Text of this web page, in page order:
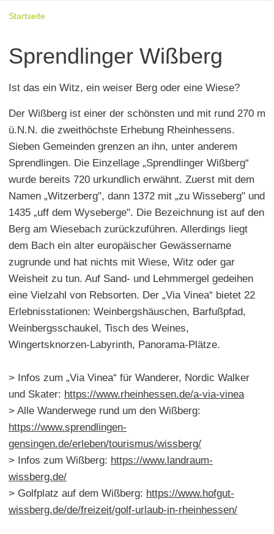
Startseite
Sprendlinger Wißberg
Ist das ein Witz, ein weiser Berg oder eine Wiese?
Der Wißberg ist einer der schönsten und mit rund 270 m
ü.N.N. die zweithöchste Erhebung Rheinhessens.
Sieben Gemeinden grenzen an ihn, unter anderem
Sprendlingen. Die Einzellage „Sprendlinger Wißberg“
wurde bereits 720 urkundlich erwähnt. Zuerst mit dem
Namen „Witzerberg", dann 1372 mit „zu Wisseberg" und
1435 „uff dem Wyseberge". Die Bezeichnung ist auf den
Berg am Wiesebach zurückzuführen. Allerdings liegt
dem Bach ein alter europäischer Gewässername
zugrunde und hat nichts mit Wiese, Witz oder gar
Weisheit zu tun. Auf Sand- und Lehmmergel gedeihen
eine Vielzahl von Rebsorten. Der „Via Vinea“ bietet 22
Erlebnisstationen: Weinbergshäuschen, Barfußpfad,
Weinbergsschaukel, Tisch des Weines,
Wingertsknorzen-Labyrinth, Panorama-Plätze.
> Infos zum „Via Vinea“ für Wanderer, Nordic Walker
und Skater: https://www.rheinhessen.de/a-via-vinea
> Alle Wanderwege rund um den Wißberg:
https://www.sprendlingen-
gensingen.de/erleben/tourismus/wissberg/
> Infos zum Wißberg: https://www.landraum-
wissberg.de/
> Golfplatz auf dem Wißberg: https://www.hofgut-
wissberg.de/de/freizeit/golf-urlaub-in-rheinhessen/